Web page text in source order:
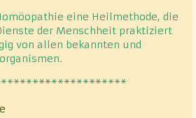
eine Heilmethode, die
der Menschheit praktiziert
von allen bekannten und